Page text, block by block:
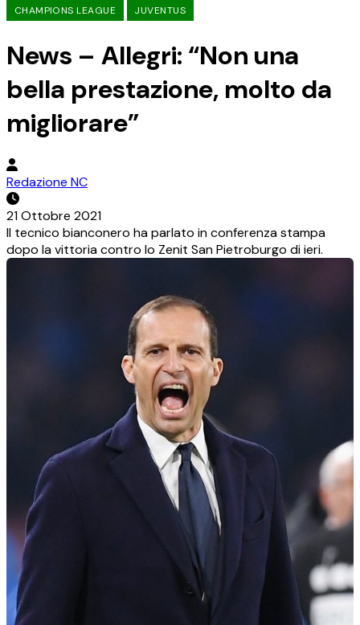
CHAMPIONS LEAGUE JUVENTUS
News – Allegri: “Non una
bella prestazione, molto da
migliorare”
Redazione NC
21 Ottobre 2021
Il tecnico bianconero ha parlato in conferenza stampa
dopo la vittoria contro lo Zenit San Pietroburgo di ieri.